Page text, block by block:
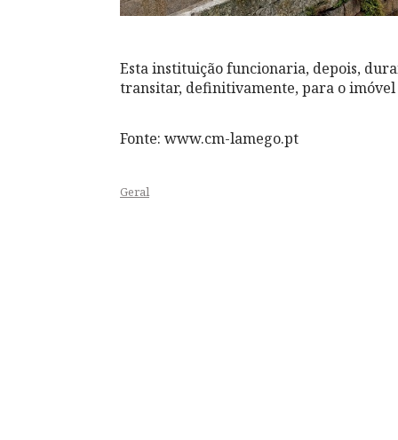
Esta instituição funcionaria, depois,
transitar, definitivamente, para o imóvel
Fonte: www.cm-lamego.pt
Geral